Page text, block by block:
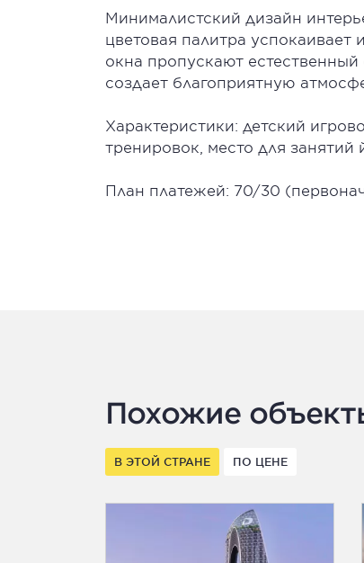
Минималистский дизайн
цветовая палитра успокаивает
окна пропускают
создает благоприятную
Характеристики: детский
тренировок, место для занятий
План платежей: 70/30
Похожие
В ЭТОЙ СТРАНЕ ПО ЦЕНЕ